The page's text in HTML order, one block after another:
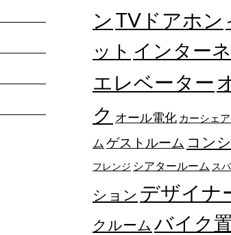
ン TVドアホン
ット インター
エレベーター
ク オール電化 カーシェ
ム ゲストルーム コン
フレンジ シアタールーム スパ
ション デザイナ
クルーム バイク